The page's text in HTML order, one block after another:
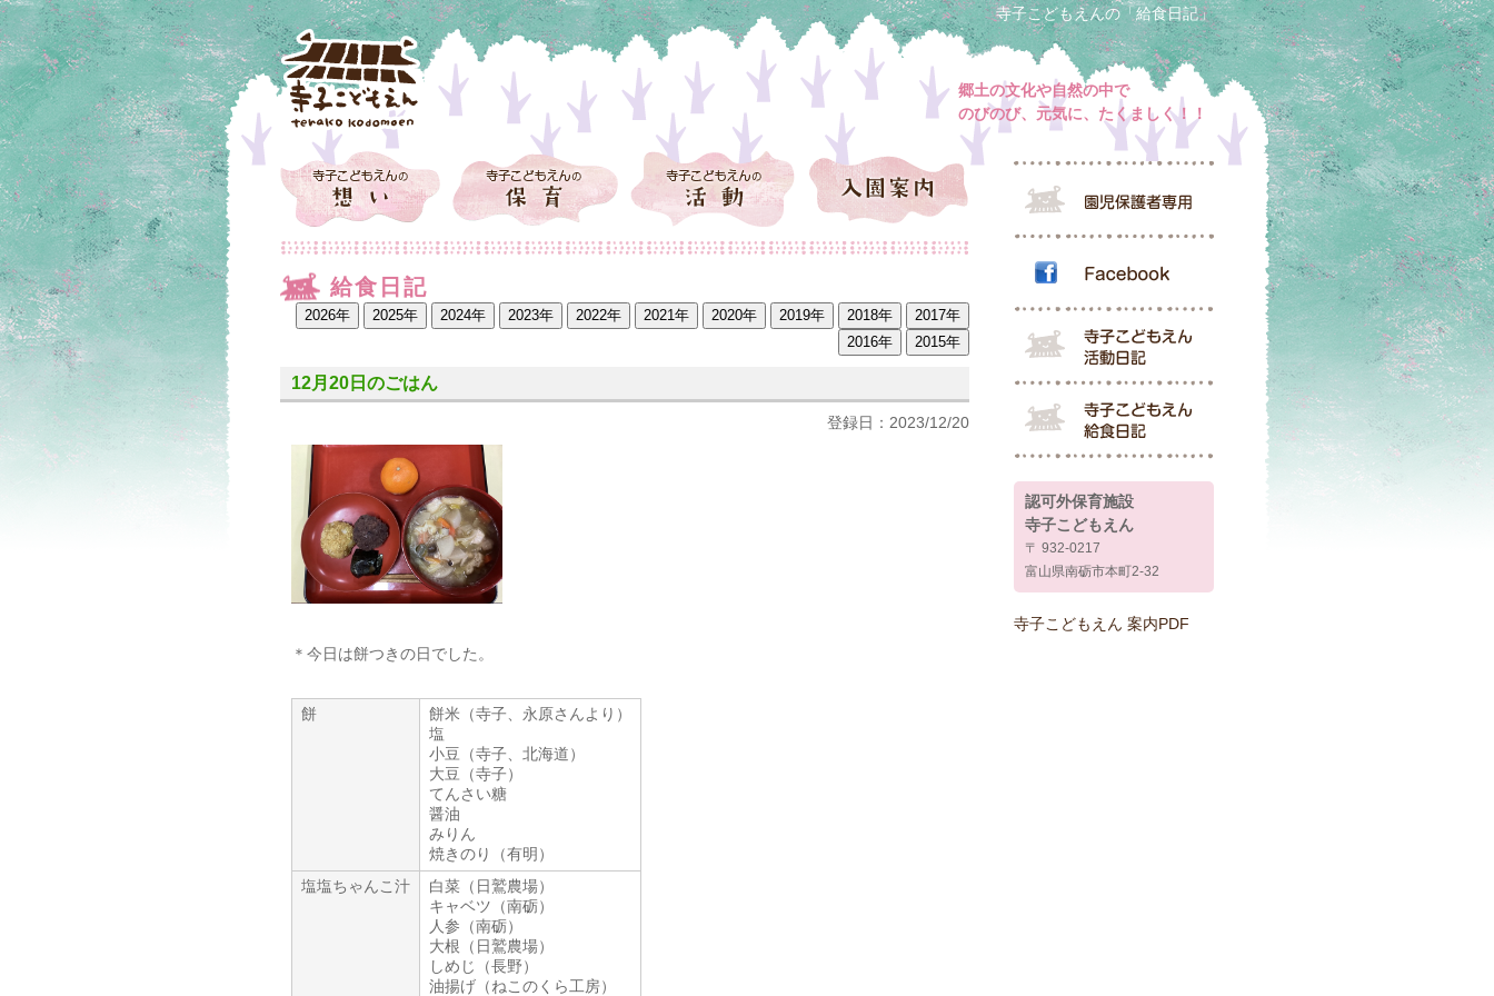
寺子こどもえんの「給食日記」
郷土の文化や自然の中で
のびのび、元気に、たくましく！！
給食日記
12月20日のごはん
登録日：2023/12/20
＊今日は餅つきの日でした。
餅
餅米（寺子、永原さんより）
塩
小豆（寺子、北海道）
大豆（寺子）
てんさい糖
醤油
みりん
焼きのり（有明）
塩塩ちゃんこ汁
白菜（日鷲農場）
キャベツ（南砺）
人参（南砺）
大根（日鷲農場）
しめじ（長野）
油揚げ（ねこのくら工房）
認可外保育施設
寺子こどもえん
〒 932-0217
富山県南砺市本町2-32
寺子こどもえん 案内PDF